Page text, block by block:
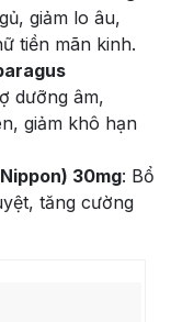
giảm lo âu,
tiền mãn kinh.
dưỡng âm,
giảm khô hạn
30mg: Bổ
tăng cường